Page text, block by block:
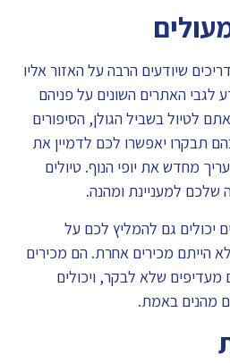
שיודעים הרבה על האזור אליו
לגבי האתרים השונים על פניהם
לטיול בשביל הגולן, הסיפורים
תבקרו יאפשרו לכם לדמיין את
מחדש את יופי הנוף. טיולים
שלכם למעניינת ומהנה.
יכולים גם להמליץ לכם על
הייתם מכירים אחרת. הם מכירים
מעדיפים שלא לבקר, ויכולים
מהנים באמת.